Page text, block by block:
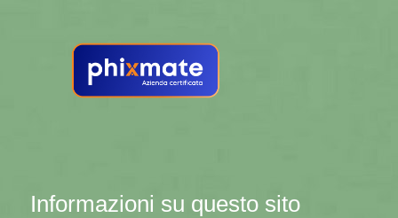
Informazioni su questo sito